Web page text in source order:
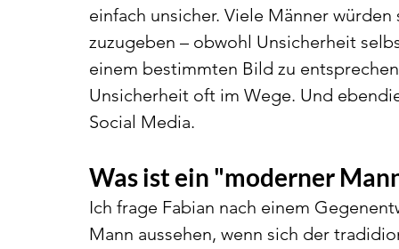
einfach unsicher. Viele Männer
zuzugeben – obwohl Unsicherheit
einem bestimmten Bild zu
Unsicherheit oft im Wege. Und
Social Media.
Was ist ein "moderner
Ich frage Fabian nach einem
Mann aussehen, wenn sich der